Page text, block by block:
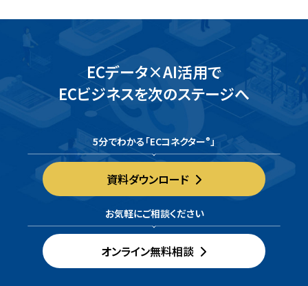
ECデータ×AI活用で
ECビジネスを次のステージへ
5分でわかる「ECコネクター® 」
資料ダウンロード
お気軽にご相談ください
オンライン無料相談